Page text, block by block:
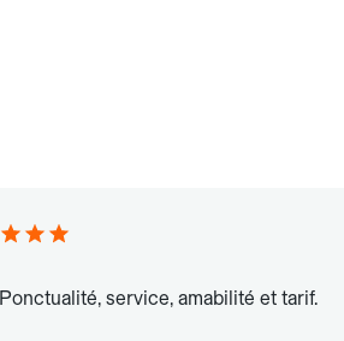
Ponctualité, service, amabilité et tarif.